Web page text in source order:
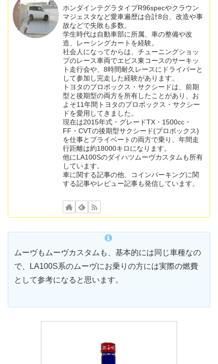
ホンダインテグラタイプR96specやクラウン
マジェスタなど愛車遍歴は合計8台、改造や事
故などで失敗も多数。
学生時代は自動車部に所属、車の整備や改
造、レーシングカートを経験。
社会人になってからは、チューニングショッ
プのレース車両でエビス東コースのサーキッ
ト走行会や、8時間耐久レースにドライバーと
して参加し完走した経験があります。
トヨタのプロボックス・サクシードは、前期
型と後期型の両方を所有したことがあり、お
よそ11年間トヨタのプロボックス・サクシー
ドを愛用してきました。
現在は2015年式・グレードTX・1500cc・
FF・CVTの後期型サクシード(プロボックス)
を仕事とプライベートの両方で乗り、年間走
行距離は約18000キロになります。
他にLA100Sのダイハツムーヴカスタムも所有
しています。
車に関する記事の他、コインパーキングに関
する記事やレビュー記事も発信しています。
ムーヴもムーヴカスタムも、基本的には同じ車種なの
で、LA100S系のムーヴにお乗りの方には実際の燃費
として参考になると思います。